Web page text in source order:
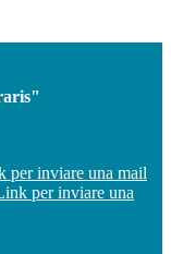
per inviare una mail
per inviare una